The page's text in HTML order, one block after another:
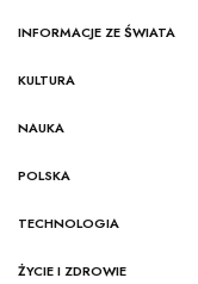
INFORMACJE ZE ŚWIATA
KULTURA
NAUKA
POLSKA
TECHNOLOGIA
ŻYCIE I ZDROWIE